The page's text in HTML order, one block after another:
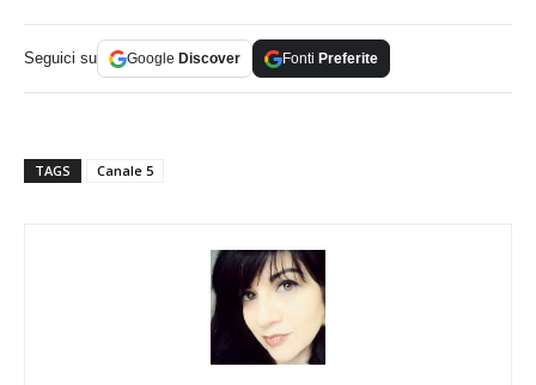
Seguici su Google Discover Fonti Preferite
TAGS Canale 5